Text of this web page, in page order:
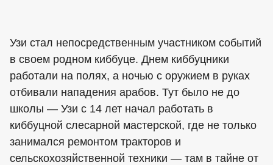
Узи стал непосредственным участником событий
в своем родном киббуце. Днем киббуцники
работали на полях, а ночью с оружием в руках
отбивали нападения арабов. Тут было не до
школы — Узи с 14 лет начал работать в
киббуцной слесарной мастерской, где не только
занимался ремонтом тракторов и
сельскохозяйственной техники — там в тайне от